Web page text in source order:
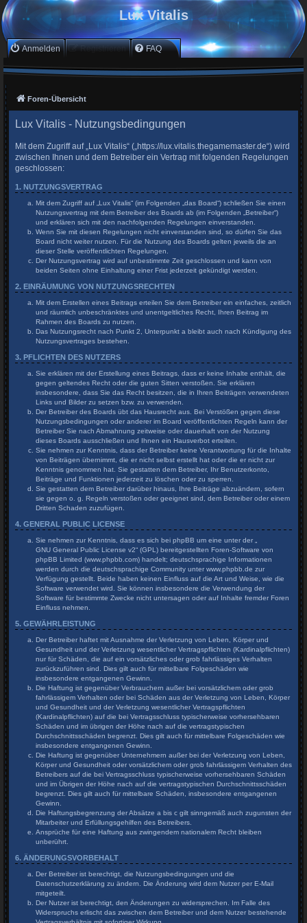
Lux Vitalis
Anmelden Registrieren FAQ
Foren-Übersicht
Lux Vitalis - Nutzungsbedingungen
Mit dem Zugriff auf „Lux Vitalis“ („https://lux.vitalis.thegamemaster.de“) wird
zwischen Ihnen und dem Betreiber ein Vertrag mit folgenden Regelungen
geschlossen:
1. NUTZUNGSVERTRAG
Mit dem Zugriff auf „Lux Vitalis“ (im Folgenden „das Board“) schließen Sie einen
Nutzungsvertrag mit dem Betreiber des Boards ab (im Folgenden „Betreiber“)
und erklären sich mit den nachfolgenden Regelungen einverstanden.
Wenn Sie mit diesen Regelungen nicht einverstanden sind, so dürfen Sie das
Board nicht weiter nutzen. Für die Nutzung des Boards gelten jeweils die an
dieser Stelle veröffentlichten Regelungen.
Der Nutzungsvertrag wird auf unbestimmte Zeit geschlossen und kann von
beiden Seiten ohne Einhaltung einer Frist jederzeit gekündigt werden.
2. EINRÄUMUNG VON NUTZUNGSRECHTEN
Mit dem Erstellen eines Beitrags erteilen Sie dem Betreiber ein einfaches, zeitlich
und räumlich unbeschränktes und unentgeltliches Recht, Ihren Beitrag im
Rahmen des Boards zu nutzen.
Das Nutzungsrecht nach Punkt 2, Unterpunkt a bleibt auch nach Kündigung des
Nutzungsvertrages bestehen.
3. PFLICHTEN DES NUTZERS
Sie erklären mit der Erstellung eines Beitrags, dass er keine Inhalte enthält, die
gegen geltendes Recht oder die guten Sitten verstoßen. Sie erklären
insbesondere, dass Sie das Recht besitzen, die in Ihren Beiträgen verwendeten
Links und Bilder zu setzen bzw. zu verwenden.
Der Betreiber des Boards übt das Hausrecht aus. Bei Verstößen gegen diese
Nutzungsbedingungen oder anderer im Board veröffentlichten Regeln kann der
Betreiber Sie nach Abmahnung zeitweise oder dauerhaft von der Nutzung
dieses Boards ausschließen und Ihnen ein Hausverbot erteilen.
Sie nehmen zur Kenntnis, dass der Betreiber keine Verantwortung für die Inhalte
von Beiträgen übernimmt, die er nicht selbst erstellt hat oder die er nicht zur
Kenntnis genommen hat. Sie gestatten dem Betreiber, Ihr Benutzerkonto,
Beiträge und Funktionen jederzeit zu löschen oder zu sperren.
Sie gestatten dem Betreiber darüber hinaus, Ihre Beiträge abzuändern, sofern
sie gegen o. g. Regeln verstoßen oder geeignet sind, dem Betreiber oder einem
Dritten Schaden zuzufügen.
4. GENERAL PUBLIC LICENSE
Sie nehmen zur Kenntnis, dass es sich bei phpBB um eine unter der „
GNU General Public License v2“ (GPL) bereitgestellten Foren-Software von
phpBB Limited (www.phpbb.com) handelt; deutschsprachige Informationen
werden durch die deutschsprachige Community unter www.phpbb.de zur
Verfügung gestellt. Beide haben keinen Einfluss auf die Art und Weise, wie die
Software verwendet wird. Sie können insbesondere die Verwendung der
Software für bestimmte Zwecke nicht untersagen oder auf Inhalte fremder Foren
Einfluss nehmen.
5. GEWÄHRLEISTUNG
Der Betreiber haftet mit Ausnahme der Verletzung von Leben, Körper und
Gesundheit und der Verletzung wesentlicher Vertragspflichten (Kardinalpflichten)
nur für Schäden, die auf ein vorsätzliches oder grob fahrlässiges Verhalten
zurückzuführen sind. Dies gilt auch für mittelbare Folgeschäden wie
insbesondere entgangenen Gewinn.
Die Haftung ist gegenüber Verbrauchern außer bei vorsätzlichem oder grob
fahrlässigem Verhalten oder bei Schäden aus der Verletzung von Leben, Körper
und Gesundheit und der Verletzung wesentlicher Vertragspflichten
(Kardinalpflichten) auf die bei Vertragsschluss typischerweise vorhersehbaren
Schäden und im übrigen der Höhe nach auf die vertragstypischen
Durchschnittsschäden begrenzt. Dies gilt auch für mittelbare Folgeschäden wie
insbesondere entgangenen Gewinn.
Die Haftung ist gegenüber Unternehmern außer bei der Verletzung von Leben,
Körper und Gesundheit oder vorsätzlichem oder grob fahrlässigem Verhalten des
Betreibers auf die bei Vertragsschluss typischerweise vorhersehbaren Schäden
und im Übrigen der Höhe nach auf die vertragstypischen Durchschnittsschäden
begrenzt. Dies gilt auch für mittelbare Schäden, insbesondere entgangenen
Gewinn.
Die Haftungsbegrenzung der Absätze a bis c gilt sinngemäß auch zugunsten der
Mitarbeiter und Erfüllungsgehilfen des Betreibers.
Ansprüche für eine Haftung aus zwingendem nationalem Recht bleiben
unberührt.
6. ÄNDERUNGSVORBEHALT
Der Betreiber ist berechtigt, die Nutzungsbedingungen und die
Datenschutzerklärung zu ändern. Die Änderung wird dem Nutzer per E-Mail
mitgeteilt.
Der Nutzer ist berechtigt, den Änderungen zu widersprechen. Im Falle des
Widerspruchs erlischt das zwischen dem Betreiber und dem Nutzer bestehende